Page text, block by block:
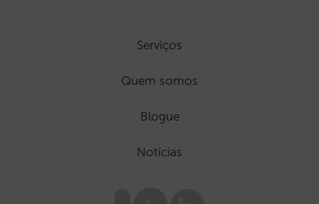
Serviços
Quem somos
Blogue
Notícias